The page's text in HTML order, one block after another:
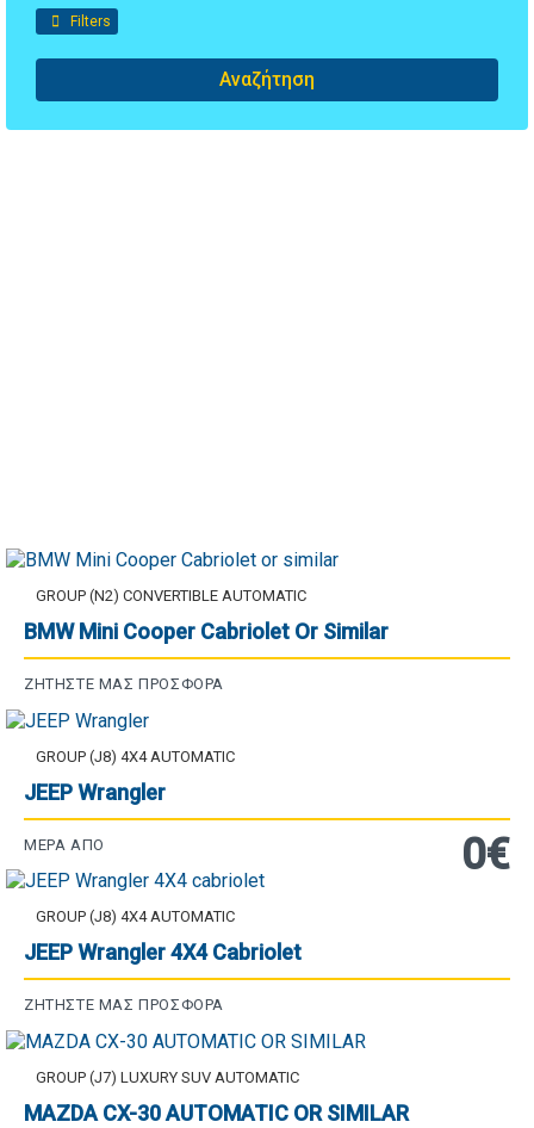
Filters
Αναζήτηση
GROUP (N2) CONVERTIBLE AUTOMATIC
BMW Mini Cooper Cabriolet Or Similar
ΖΗΤΉΣΤΕ ΜΑΣ ΠΡΟΣΦΟΡΆ
GROUP (J8) 4X4 AUTOMATIC
JEEP Wrangler
ΜΈΡΑ ΑΠΌ 0€
GROUP (J8) 4X4 AUTOMATIC
JEEP Wrangler 4X4 Cabriolet
ΖΗΤΉΣΤΕ ΜΑΣ ΠΡΟΣΦΟΡΆ
GROUP (J7) LUXURY SUV AUTOMATIC
MAZDA CX-30 AUTOMATIC OR SIMILAR